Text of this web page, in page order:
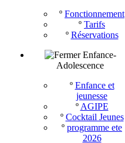
º Fonctionnement
º Tarifs
º Réservations
Enfance-
Adolescence
º Enfance et
jeunesse
º AGIPE
º Cocktail Jeunes
º programme ete
2026